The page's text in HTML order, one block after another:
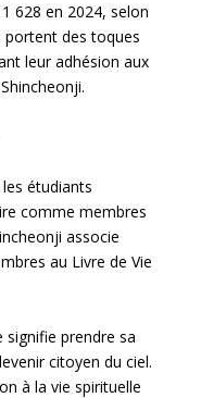
628 en 2024, selon
portent des toques
leur adhésion aux
étudiants
comme membres
associe
au Livre de Vie
signifie prendre sa
citoyen du ciel.
à la vie spirituelle